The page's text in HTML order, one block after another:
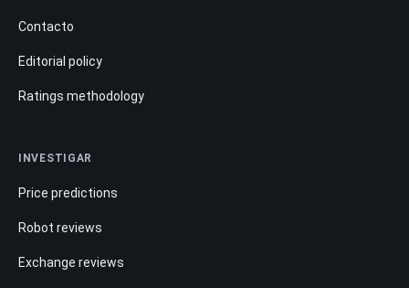
Contacto
Editorial policy
Ratings methodology
INVESTIGAR
Price predictions
Robot reviews
Exchange reviews